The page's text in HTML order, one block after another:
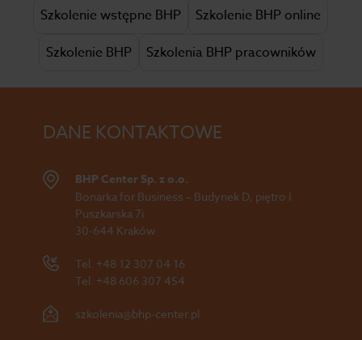
Szkolenie wstępne BHP
Szkolenie BHP online
Szkolenie BHP
Szkolenia BHP pracowników
DANE KONTAKTOWE
BHP Center Sp. z o.o.
Bonarka for Business – Budynek D, piętro I
Puszkarska 7i
30-644 Kraków
Tel. +48 12 307 04 16
Tel. +48 606 307 454
szkolenia@bhp-center.pl